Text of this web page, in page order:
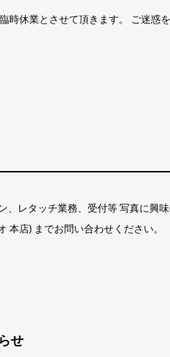
時休業とさせて頂きます。 ご迷惑
、レタッチ業務、受付等 写真に興
店) までお問い合わせください。
せ